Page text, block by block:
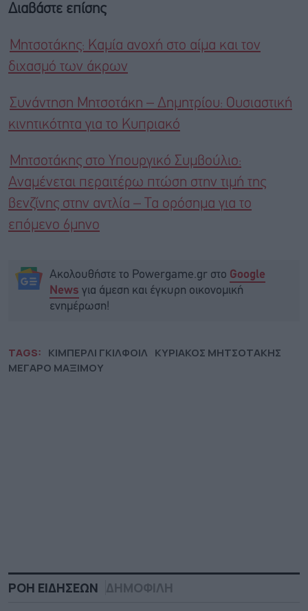
Διαβάστε επίσης
Μητσοτάκης: Καμία ανοχή στο αίμα και τον
διχασμό των άκρων
Συνάντηση Μητσοτάκη – Δημητρίου: Ουσιαστική
κινητικότητα για το Κυπριακό
Μητσοτάκης στο Υπουργικό Συμβούλιο:
Αναμένεται περαιτέρω πτώση στην τιμή της
βενζίνης στην αντλία – Τα ορόσημα για το
επόμενο 6μηνο
Ακολουθήστε το Powergame.gr στο Google
News για άμεση και έγκυρη οικονομική
ενημέρωση!
TAGS: ΚΙΜΠΕΡΛΙ ΓΚΙΛΦΟΙΛ ΚΥΡΙΑΚΟΣ ΜΗΤΣΟΤΑΚΗΣ
ΜΕΓΑΡΟ ΜΑΞΙΜΟΥ
ΡΟΗ ΕΙΔΗΣΕΩΝ ΔΗΜΟΦΙΛΗ